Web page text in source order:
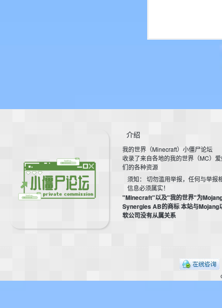
介绍
我的世界（Minecraft）小僵尸论坛
收录了来自各地的我的世界（MC）
们的各种资源
须知： 切勿滥用举报，任何与举报
信息必须属实！
"Minecraft"以及"我的世界"为
Synergies AB的商标 本站与Mojang
软公司没有从属关系